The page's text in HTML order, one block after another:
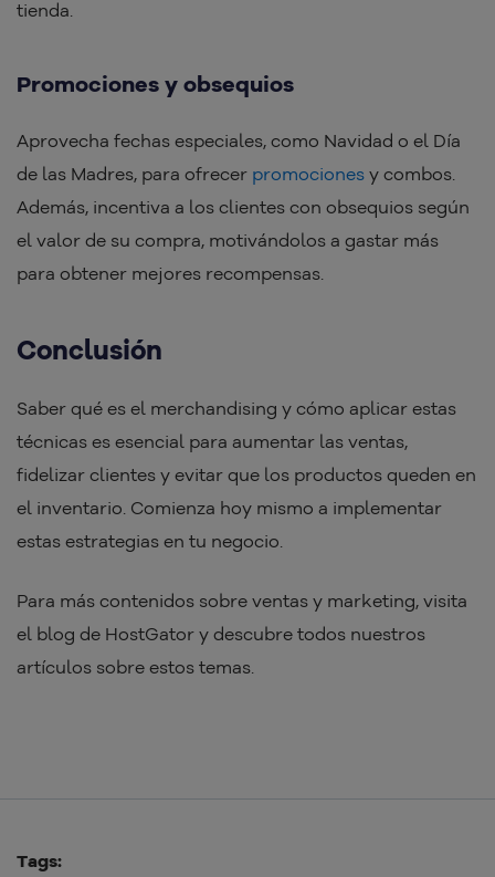
tienda.
Promociones y obsequios
Aprovecha fechas especiales, como Navidad o el Día
de las Madres, para ofrecer promociones y combos.
Además, incentiva a los clientes con obsequios según
el valor de su compra, motivándolos a gastar más
para obtener mejores recompensas.
Conclusión
Saber qué es el merchandising y cómo aplicar estas
técnicas es esencial para aumentar las ventas,
fidelizar clientes y evitar que los productos queden en
el inventario. Comienza hoy mismo a implementar
estas estrategias en tu negocio.
Para más contenidos sobre ventas y marketing, visita
el blog de HostGator y descubre todos nuestros
artículos sobre estos temas.
Tags: